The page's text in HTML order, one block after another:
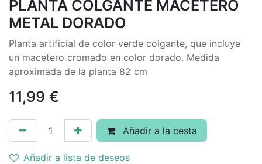
PLANTA COLGANTE MACETERO
METAL DORADO
Planta artificial de color verde colgante, que incluye
un macetero cromado en color dorado. Medida
aproximada de la planta 82 cm
11,99 €
Añadir a la cesta
Añadir a lista de deseos